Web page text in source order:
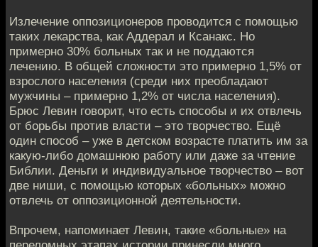
Излечение оппозиционеров проводится с помощью
таких лекарства, как Аддерал и Ксанакс. Но
примерно 30% больных так и не поддаются
лечению. В общей сложности это примерно 1,5% от
взрослого населения (среди них преобладают
мужчины – примерно 1,2% от числа населения).
Брюс Левин говорит, что есть способы и их отвлечь
от борьбы против власти – это творчество. Ещё
один способ – уже в детском возрасте платить им за
какую-либо домашнюю работу или даже за чтение
Библии. Деньги и индивидуальное творчество – вот
две ниши, с помощью которых «больных» можно
отвлечь от оппозиционной деятельности.
Впрочем, напоминает Левин, такие «больные» на